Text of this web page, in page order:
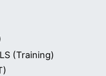
(Training)